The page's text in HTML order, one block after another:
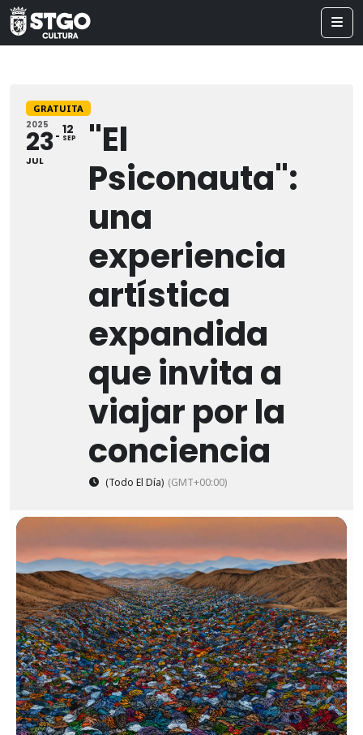
GRATUITA
2025
23
JUL
12
SEP
"El
Psiconauta":
una
experiencia
artística
expandida
que invita a
viajar por la
conciencia
(Todo El Día) (GMT+00:00)